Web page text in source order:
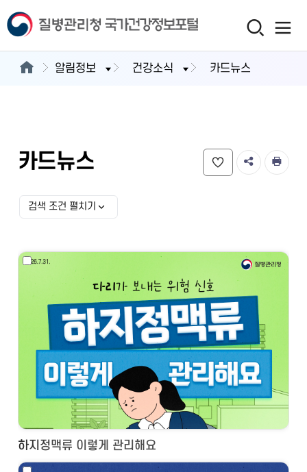
알림정보 건강소식 카드뉴스
카드뉴스
검색 조건 선택
검색 조건 펼치기
하지정맥류 이렇게 관리해요